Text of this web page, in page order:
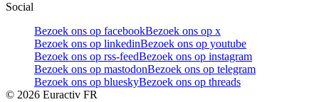
Social
Bezoek ons op facebookBezoek ons op x
Bezoek ons op linkedinBezoek ons op youtube
Bezoek ons op rss-feedBezoek ons op instagram
Bezoek ons op mastodonBezoek ons op telegram
Bezoek ons op blueskyBezoek ons op threads
© 2026 Euractiv FR